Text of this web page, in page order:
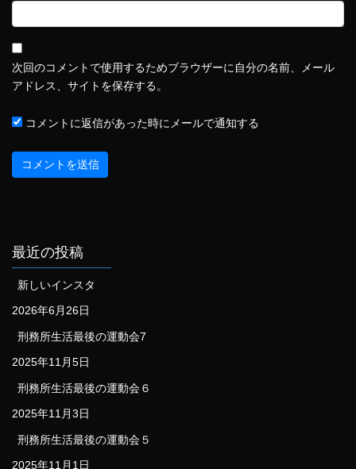
次回のコメントで使用するためブラウザーに自分の名前、メール
アドレス、サイトを保存する。
コメントに返信があった時にメールで通知する
最近の投稿
新しいインスタ
2026年6月26日
刑務所生活最後の運動会7
2025年11月5日
刑務所生活最後の運動会６
2025年11月3日
刑務所生活最後の運動会５
2025年11月1日